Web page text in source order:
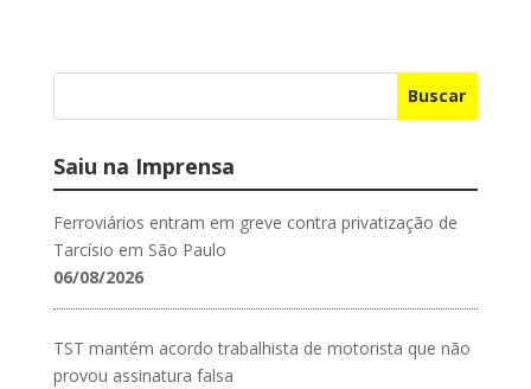
Buscar
Saiu na Imprensa
Ferroviários entram em greve contra privatização de
Tarcísio em São Paulo
06/08/2026
TST mantém acordo trabalhista de motorista que não
provou assinatura falsa